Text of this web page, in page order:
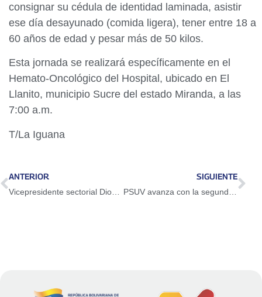
consignar su cédula de identidad laminada, asistir
ese día desayunado (comida ligera), tener entre 18 a
60 años de edad y pesar más de 50 kilos.
Esta jornada se realizará específicamente en el
Hemato-Oncológico del Hospital, ubicado en El
Llanito, municipio Sucre del estado Miranda, a las
7:00 a.m.
T/La Iguana
ANTERIOR SIGUIENTE